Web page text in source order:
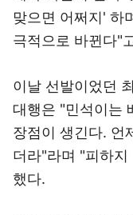
맞으면 어쩌지' 하
극적으로 바뀐다"
이날 선발이었던
대행은 "민석이는
장점이 생긴다. 언
더라"라며 "피하지
했다.